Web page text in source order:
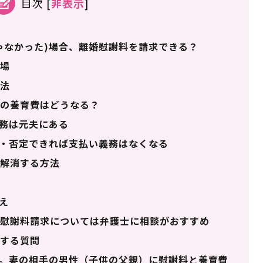
かった)場合、離婚慰謝料を請求できる？
養育費はどうなる？
は元夫にある
否定できれば支払い義務はなくなる
消する方法
謝料請求については弁護士に相談がおすすめ
る質問
妻の相手の男性（子供の父親）に慰謝料と養育費